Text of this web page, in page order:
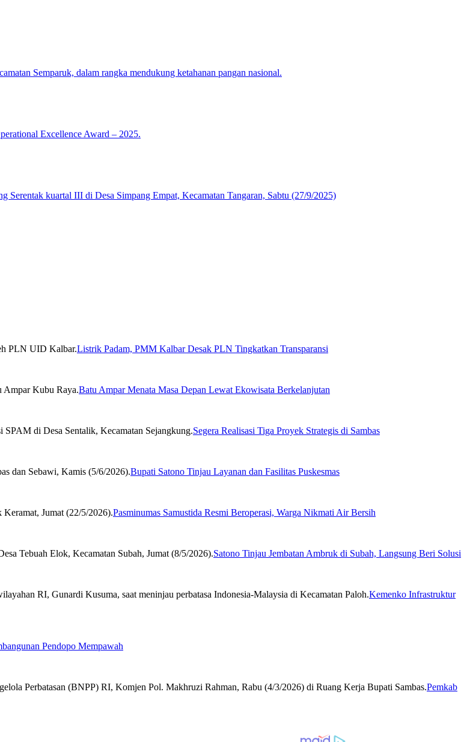
Listrik Padam, PMM Kalbar Desak PLN Tingkatkan Transparansi
Batu Ampar Menata Masa Depan Lewat Ekowisata Berkelanjutan
Segera Realisasi Tiga Proyek Strategis di Sambas
Bupati Satono Tinjau Layanan dan Fasilitas Puskesmas
Pasminumas Samustida Resmi Beroperasi, Warga Nikmati Air Bersih
Satono Tinjau Jembatan Ambruk di Subah, Langsung Beri Solusi
Kemenko Infrastruktur
Pendopo Mempawah
Pemkab